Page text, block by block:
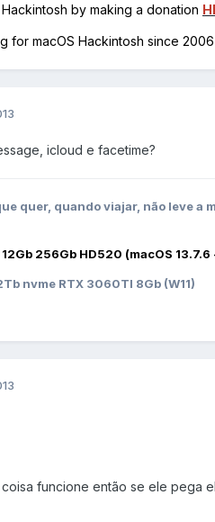
by making a donation
for macOS Hackintosh since 2006
icloud e facetime?
quer, quando viajar, não leve a
256Gb HD520 (macOS 13.7.6
nvme RTX 3060TI 8Gb (W11)
funcione então se ele pega